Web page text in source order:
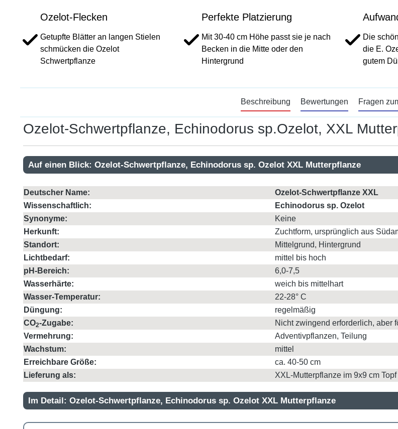
Ozelot-Flecken
Getupfte Blätter an langen Stielen
schmücken die Ozelot
Schwertpflanze
Perfekte Platzierung
Mit 30-40 cm Höhe passt sie je nach
Becken in die Mitte oder den
Hintergrund
Die
die E.
gutem
Beschreibung Bewertungen Fragen
Ozelot-Schwertpflanze, Echinodorus sp.Ozelot, XXL
Auf einen Blick: Ozelot-Schwertpflanze, Echinodorus sp. Ozelot XXL Mutterpflanze
Deutscher Name:
Ozelot-Schwertpflanze XXL
Wissenschaftlich:
Echinodorus sp. Ozelot
Synonyme:
Keine
Herkunft:
Zuchtform, ursprünglich aus
Standort:
Mittelgrund, Hintergrund
Lichtbedarf:
mittel bis hoch
pH-Bereich:
6,0-7,5
Wasserhärte:
weich bis mittelhart
Wasser-Temperatur:
22-28° C
Düngung:
regelmäßig
CO2-Zugabe:
Nicht zwingend erforderlich, aber
Vermehrung:
Adventivpflanzen, Teilung
Wachstum:
mittel
Erreichbare Größe:
ca. 40-50 cm
Lieferung als:
XXL-Mutterpflanze im 9x9 cm Topf
Im Detail: Ozelot-Schwertpflanze, Echinodorus sp. Ozelot XXL Mutterpflanze